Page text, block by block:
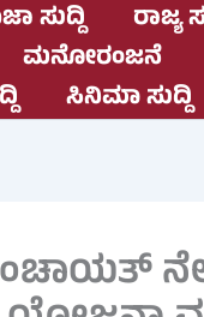
ಸುದ್ದಿ ರಾಜ್ಯ
ಮನೋರಂಜನೆ
ಸಿನಿಮಾ ಸುದ್ದಿ